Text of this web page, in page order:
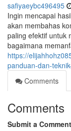
safiyaeybc496495
Ingin mencapai
akan membahas
paling efektif untuk
bagaimana
https://
panduan-dan-
Comments
Comments
Submit a Comment